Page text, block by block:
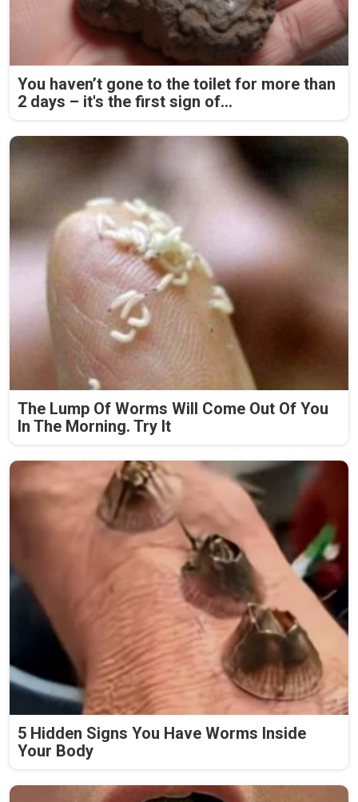
You haven’t gone to the toilet for more than
2 days – it's the first sign of...
The Lump Of Worms Will Come Out Of You
In The Morning. Try It
5 Hidden Signs You Have Worms Inside
Your Body